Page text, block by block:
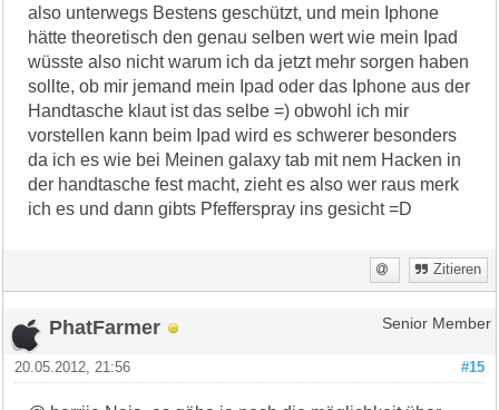
also unterwegs Bestens geschützt, und mein Iphone
hätte theoretisch den genau selben wert wie mein Ipad
wüsste also nicht warum ich da jetzt mehr sorgen haben
sollte, ob mir jemand mein Ipad oder das Iphone aus der
Handtasche klaut ist das selbe =) obwohl ich mir
vorstellen kann beim Ipad wird es schwerer besonders
da ich es wie bei Meinen galaxy tab mit nem Hacken in
der handtasche fest macht, zieht es also wer raus merk
ich es und dann gibts Pfefferspray ins gesicht =D
Zitieren
PhatFarmer Senior Member
#15
20.05.2012, 21:56